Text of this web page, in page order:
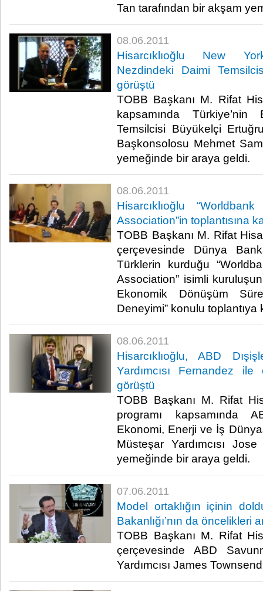
Tan tarafından bir akşam
08.06.2011
Hisarcıklıoğlu New
Nezdindeki Daimi
görüştü
TOBB Başkanı M. Rifat
kapsamında
Temsilcisi Büyükelçi
Başkonsolosu Mehmet
yemeğinde bir araya geldi. ​ ​
08.06.2011
Hisarcıklıoğlu
Association”in toplantısına
TOBB Başkanı M. Rifat
çerçevesinde Dünya
Türklerin kurduğu
Association” isimli
Ekonomik Dönüşüm
Deneyimi” konulu toplantıya
08.06.2011
Hisarcıklıoğlu, ABD
Yardımcısı Fernandez ile
görüştü
TOBB Başkanı M. Rifat
programı kapsamında
Ekonomi, Enerji ve İş
Müsteşar Yardımcısı
yemeğinde bir araya geldi. ​ ​
07.06.2011
Model ortaklığın içinin
Bakanlığı’nın da öncelikleri
TOBB Başkanı M. Rifat
çerçevesinde ABD
Yardımcısı James